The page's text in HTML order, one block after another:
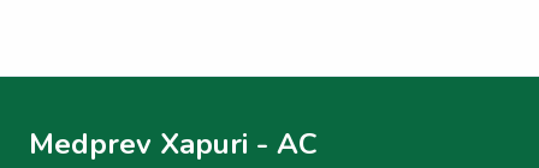
Medprev Xapuri - AC